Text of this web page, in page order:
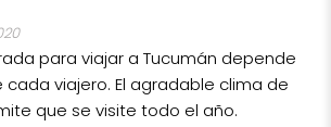
para viajar a Tucumán depende
viajero. El agradable clima de
que se visite todo el año.